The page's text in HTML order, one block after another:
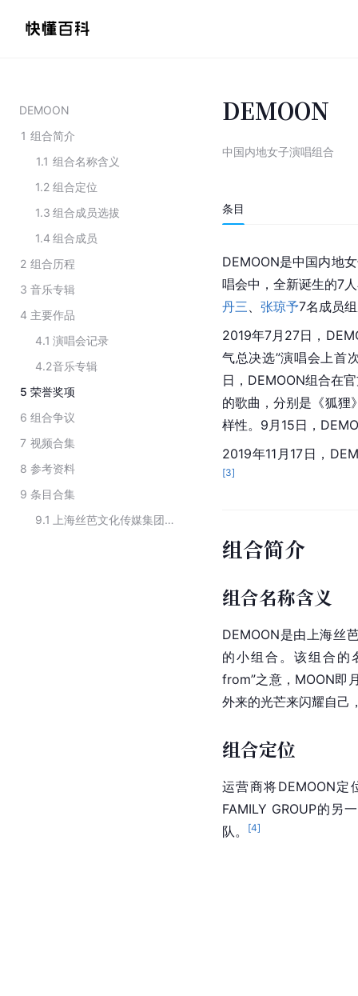
DEMOON
1 组合简介
1.1 组合名称含义
1.2 组合定位
1.3 组合成员选拔
1.4 组合成员
2 组合历程
3 音乐专辑
4 主要作品
4.1 演唱会记录
4.2音乐专辑
5 荣誉奖项
6 组合争议
7 视频合集
8 参考资料
9 条目合集
9.1
上海丝芭文化传媒集团有限公司旗下艺人
DEMOON
中国内地女子演唱组合
条目
DEMOON是中国内地
唱会中，全新诞生的7
丹三
张琼予7名成员
2019年7月27日，
气总决选”演唱会上首
日，DEMOON组合在
的歌曲，分别是《狐狸
样性。9月15日，
2019年11月17日，
[3]
组合简介
组合名称含义
DEMOON是由 上海丝
的小组合。该组合的
from”之意，MOON即
外来的光芒来闪耀自己
组合定位
运营商将DEMOON定
FAMILY GROUP的另
队。
[4]